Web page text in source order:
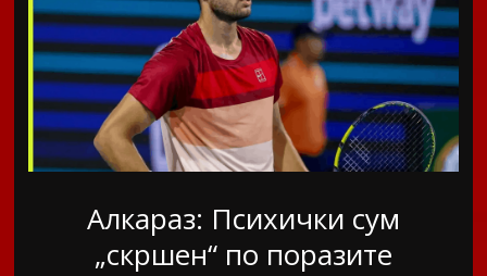
Алкараз: Психички сум
„скршен“ по поразите